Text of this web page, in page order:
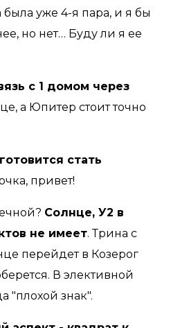
была уже 4-я пара, и я бы
но нет… Буду ли я ее
с 1 домом через
а Юпитер стоит точно
стать
привет!
Солнце, У2 в
не имеет. Трина с
перейдет в Козерог
В элективной
"плохой знак".